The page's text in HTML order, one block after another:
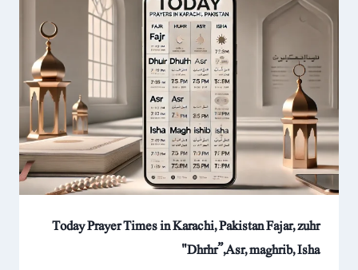
Today Prayer Times in Karachi, Pakistan Fajar, zuhr
"Dhrhr”,Asr, maghrib, Isha